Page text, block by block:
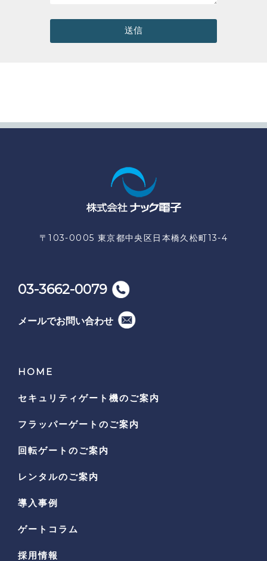
送信
〒103-0005 東京都中央区日本橋久松町13-4
03-3662-0079
メールでお問い合わせ
HOME
セキュリティゲート機のご案内
フラッパーゲートのご案内
回転ゲートのご案内
レンタルのご案内
導入事例
ゲートコラム
採用情報